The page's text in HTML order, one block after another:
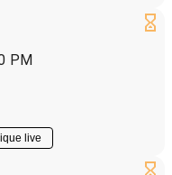
PM
live